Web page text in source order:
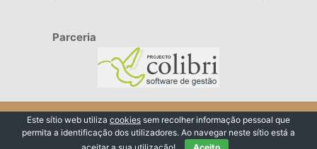
Parceria
© 2026 VivóRiso
Voltar ao Topo ↑
Este sítio web utiliza cookies sem recolher informação pessoal que
permita a identificação dos utilizadores. Ao navegar neste sítio está a